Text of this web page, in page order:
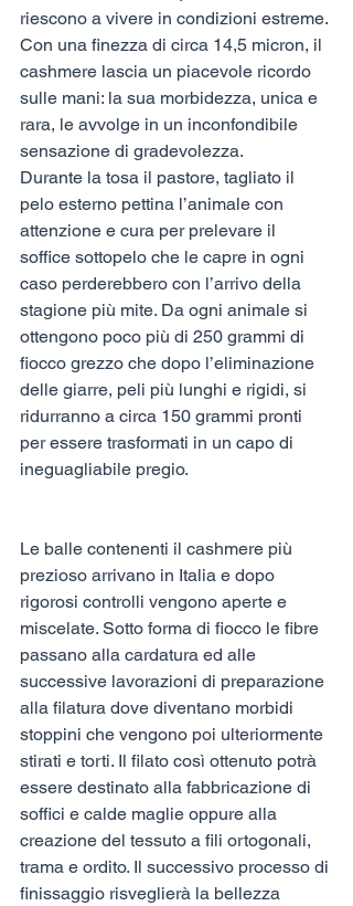
riescono a vivere in condizioni estreme.
Con una finezza di circa 14,5 micron, il
cashmere lascia un piacevole ricordo
sulle mani: la sua morbidezza, unica e
rara, le avvolge in un inconfondibile
sensazione di gradevolezza.
Durante la tosa il pastore, tagliato il
pelo esterno pettina l’animale con
attenzione e cura per prelevare il
soffice sottopelo che le capre in ogni
caso perderebbero con l’arrivo della
stagione più mite. Da ogni animale si
ottengono poco più di 250 grammi di
fiocco grezzo che dopo l’eliminazione
delle giarre, peli più lunghi e rigidi, si
ridurranno a circa 150 grammi pronti
per essere trasformati in un capo di
ineguagliabile pregio.
Le balle contenenti il cashmere più
prezioso arrivano in Italia e dopo
rigorosi controlli vengono aperte e
miscelate. Sotto forma di fiocco le fibre
passano alla cardatura ed alle
successive lavorazioni di preparazione
alla filatura dove diventano morbidi
stoppini che vengono poi ulteriormente
stirati e torti. Il filato così ottenuto potrà
essere destinato alla fabbricazione di
soffici e calde maglie oppure alla
creazione del tessuto a fili ortogonali,
trama e ordito. Il successivo processo di
finissaggio risveglierà la bellezza